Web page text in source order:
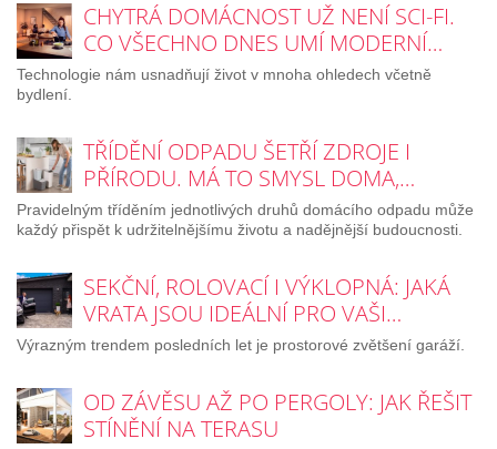
CHYTRÁ DOMÁCNOST UŽ NENÍ SCI-FI.
CO VŠECHNO DNES UMÍ MODERNÍ…
Technologie nám usnadňují život v mnoha ohledech včetně
bydlení.
TŘÍDĚNÍ ODPADU ŠETŘÍ ZDROJE I
PŘÍRODU. MÁ TO SMYSL DOMA,…
Pravidelným tříděním jednotlivých druhů domácího odpadu může
každý přispět k udržitelnějšímu životu a nadějnější budoucnosti.
SEKČNÍ, ROLOVACÍ I VÝKLOPNÁ: JAKÁ
VRATA JSOU IDEÁLNÍ PRO VAŠI…
Výrazným trendem posledních let je prostorové zvětšení garáží.
OD ZÁVĚSU AŽ PO PERGOLY: JAK ŘEŠIT
STÍNĚNÍ NA TERASU